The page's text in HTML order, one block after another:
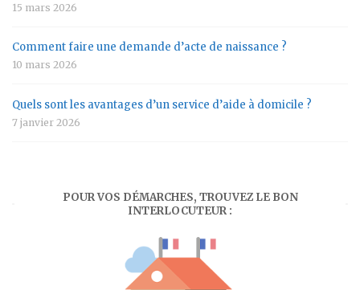
15 mars 2026
Comment faire une demande d’acte de naissance ?
10 mars 2026
Quels sont les avantages d’un service d’aide à domicile ?
7 janvier 2026
POUR VOS DÉMARCHES, TROUVEZ LE BON
INTERLOCUTEUR :